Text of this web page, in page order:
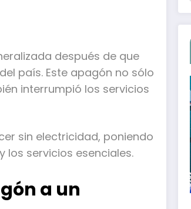
después de que
país. Este apagón no sólo
interrumpió los servicios
sin electricidad, poniendo
los servicios esenciales.
a un